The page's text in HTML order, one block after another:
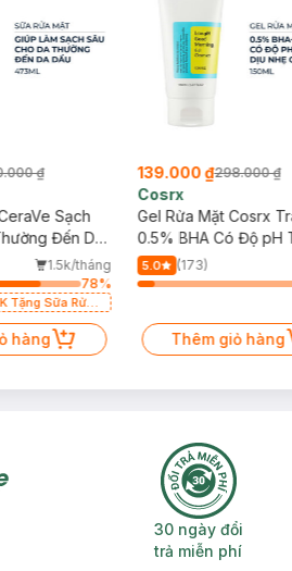
₫
Sạch
Đến Da
1.5k/tháng
78%
Tặng Sữa Rửa
hàng
139.000 ₫298.000 ₫
Cosrx
Gel Rửa Mặt Cosrx
0.5% BHA Có Độ pH
150ml
5.0
(173)
Thêm giỏ hàng
miễn phí 2H 30 ngày
30 ngày đổi
trả miễn phí